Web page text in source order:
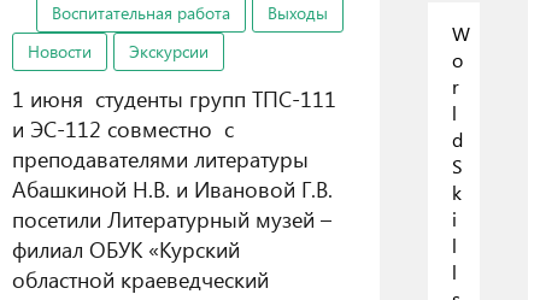
Воспитательная работа
Выходы
Новости
Экскурсии
1 июня студенты групп ТПС-111
и ЭС-112 совместно с
преподавателями литературы
Абашкиной Н.В. и Ивановой Г.В.
посетили Литературный музей –
филиал ОБУК «Курский
областной краеведческий
W
o
r
l
d
S
k
i
l
l